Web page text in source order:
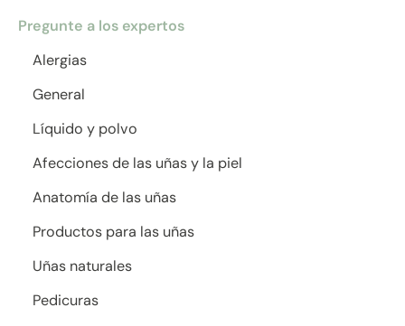
Pregunte a los expertos
Alergias
General
Líquido y polvo
Afecciones de las uñas y la piel
Anatomía de las uñas
Productos para las uñas
Uñas naturales
Pedicuras